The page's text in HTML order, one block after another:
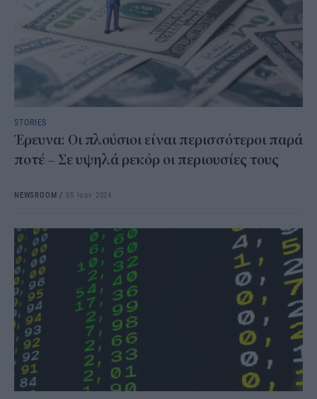
STORIES
Έρευνα: Οι πλούσιοι είναι περισσότεροι παρά
ποτέ – Σε υψηλά ρεκόρ οι περιουσίες τους
NEWSROOM / 05 Ιουν 2024